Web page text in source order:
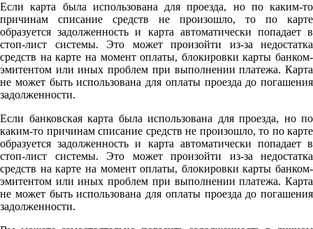
Если карта была использована для проезда, но по каким-то
причинам списание средств не произошло, то по карте
образуется задолженность и карта автоматически попадает в
стоп-лист системы. Это может произойти из-за недостатка
средств на карте на момент оплаты, блокировки карты банком-
эмитентом или иных проблем при выполнении платежа. Карта
не может быть использована для оплаты проезда до погашения
задолженности.
Если банковская карта была использована для проезда, но по
каким-то причинам списание средств не произошло, то по карте
образуется задолженность и карта автоматически попадает в
стоп-лист системы. Это может произойти из-за недостатка
средств на карте на момент оплаты, блокировки карты банком-
эмитентом или иных проблем при выполнении платежа. Карта
не может быть использована для оплаты проезда до погашения
задолженности.